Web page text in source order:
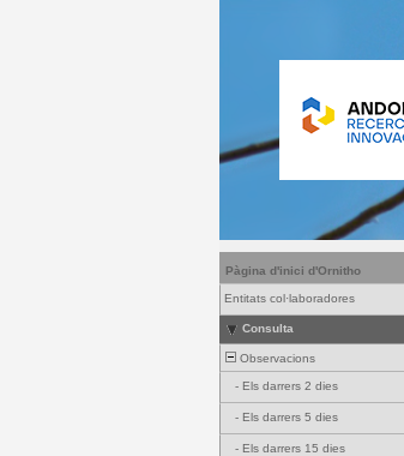
Pàgina d'inici d'Ornitho
Entitats col·laboradores
Consulta
Observacions
- Els darrers 2 dies
- Els darrers 5 dies
- Els darrers 15 dies